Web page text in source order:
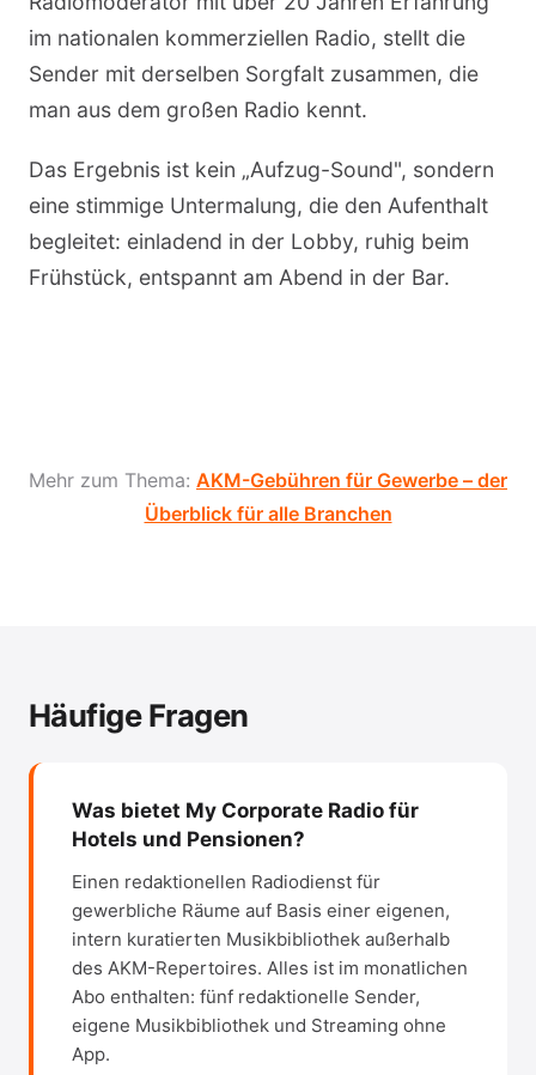
im nationalen kommerziellen Radio, stellt die
Sender mit derselben Sorgfalt zusammen, die
man aus dem großen Radio kennt.
Das Ergebnis ist kein „Aufzug-Sound", sondern
eine stimmige Untermalung, die den Aufenthalt
begleitet: einladend in der Lobby, ruhig beim
Frühstück, entspannt am Abend in der Bar.
Mehr zum Thema: AKM-Gebühren für Gewerbe – der
Überblick für alle Branchen
Häufige Fragen
Was bietet My Corporate Radio für
Hotels und Pensionen?
Einen redaktionellen Radiodienst für
gewerbliche Räume auf Basis einer eigenen,
intern kuratierten Musikbibliothek außerhalb
des AKM-Repertoires. Alles ist im monatlichen
Abo enthalten: fünf redaktionelle Sender,
eigene Musikbibliothek und Streaming ohne
App.